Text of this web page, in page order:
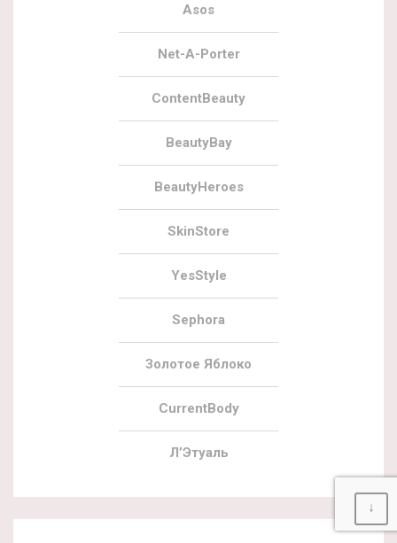
Asos
Net-A-Porter
ContentBeauty
BeautyBay
BeautyHeroes
SkinStore
YesStyle
Sephora
Золотое Яблоко
CurrentBody
Л’Этуаль
↓